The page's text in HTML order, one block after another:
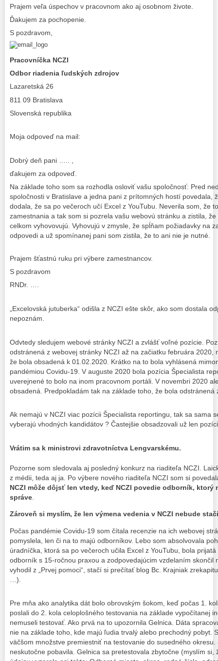
Prajem veľa úspechov v pracovnom ako aj osobnom živote.
Ďakujem za pochopenie.
S pozdravom,
Pracovníčka NCZI
Odbor riadenia ľudských zdrojov
Lazaretská 26
811 09 Bratislava
Slovenská republika
Moja odpoveď na mail:
Dobrý deň pani ….. ,
ďakujem za odpoveď.
Na základe toho som sa rozhodla osloviť vašu spoločnosť: Pred
spoločnosti v Bratislave a jedna pani z prítomných hostí povedala,
dodala, že sa po večeroch učí Excel z YouTubu. Neverila som, že
zamestnania a tak som si pozrela vašu webovú stránku a zistila,
celkom vyhovovujú. Vyhovujú v zmysle, že spĺňam požiadavky na
odpovedi a už spomínanej pani som zistila, že to ani nie je nutné.
Prajem šťastnú ruku pri výbere zamestnancov.
S pozdravom
RNDr. ….
„Excelovská jutuberka“ odišla z NCZI ešte skôr, ako som dostala
nepoznám.
Odvtedy sledujem webové stránky NCZI a zvlášť voľné pozície.
odstránená z webovej stránky NCZI až na začiatku februára 2020,
že bola obsadená k 01.02.2020. Krátko na to bola vyhlásená
pandémiou Covidu-19. V auguste 2020 bola pozícia Špecialista
uverejnené to bolo na inom pracovnom portáli. V novembri 2020
obsadená. Predpokladám tak na základe toho, že bola odstránená
Ak nemajú v NCZI viac pozícii Špecialista reportingu, tak sa sama
vyberajú vhodných kandidátov ? Častejšie obsadzovali už len
Vrátim sa k ministrovi zdravotníctva Lengvarskému.
Pozorne som sledovala aj posledný konkurz na riaditeľa NCZI.
z médii, teda aj ja. Po výbere nového riaditeľa NCZI som si
NCZI môže dôjsť len vtedy, keď NCZI povedie odborník,
správe
Zároveň si myslím, že len výmena vedenia v NCZI nebude
Počas pandémie Covidu-19 som čítala recenzie na ich webovej
pomyslela, len či na to majú odborníkov. Lebo som absolvovala
úradníčka, ktorá sa po večeroch učila Excel z YouTubu, bola
odborník s 15-ročnou praxou a zodpovedajúcim vzdelaním skončil
vyhodil z „Prvej pomoci“, stačí si prečítať blog Bc. Krajniak
…).
Pre mňa ako analytika dát bolo obrovským šokom, keď počas 1.
poslali do 2. kola celoplošného testovania na základe vypočítanej
nemuseli testovať. Ako prvá na to upozornila Gelnica. Dáta
nie na základe toho, kde majú ľudia trvalý alebo prechodný pobyt.
väčšom množstve premiestniť na testovanie do susedného
neskutočne pobavila. Gelnica sa pretestovala zbytočne (myslím si,